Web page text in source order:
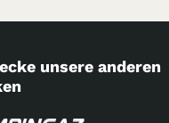
unsere anderen